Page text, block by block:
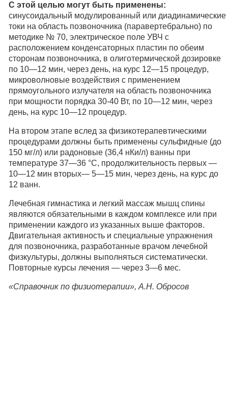
С этой целью могут быть применены:
синусоидальный модулированный или диадинамические
токи на область позвоночника (паравертебрально) по
методике № 70, электрическое поле УВЧ с
расположением конденсаторных пластин по обеим
сторонам позвоночника, в олиготермической дозировке
по 10—12 мин, через день, на курс 12—15 процедур,
микроволновые воздействия с применением
прямоугольного излучателя на область позвоночника
при мощности порядка 30-40 Вт, по 10—12 мин, через
день, на курс 10—12 процедур.
На втором этапе вслед за физикотерапевтическими
процедурами должны быть применены сульфидные (до
150 мг/л) или радоновые (36,4 нКи/л) ванны при
температуре 37—36 °С, продолжительность первых —
10—12 мин вторых— 5—15 мин, через день, на курс до
12 ванн.
Лечебная гимнастика и легкий массаж мышц спины
являются обязательными в каждом комплексе или при
применении каждого из указанных выше факторов.
Двигательная активность и специальные упражнения
для позвоночника, разработанные врачом лечебной
физкультуры, должны выполняться систематически.
Повторные курсы лечения — через 3—6 мес.
«Справочник по физиотерапии», А.Н. Обросов